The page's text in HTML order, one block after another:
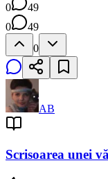
0
49
0
49
0
AB
Scrisoarea unei